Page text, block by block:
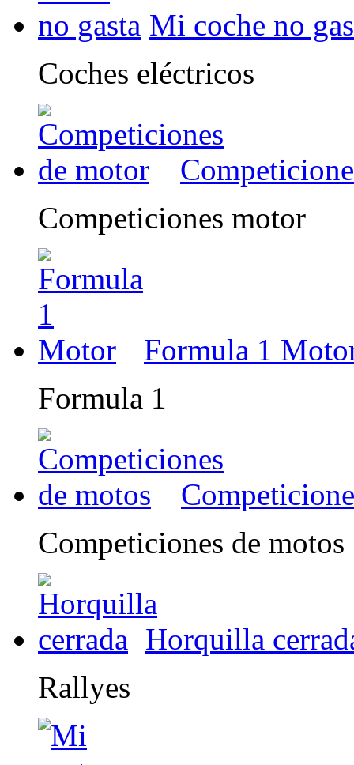
Mi coche no
Coches eléctricos
Competiciones motor
Formula 1
Formula 1
Competiciones de motos
Horquilla
Rallyes